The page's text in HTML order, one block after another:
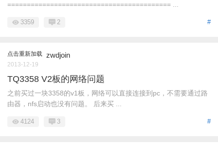
========================================== ...
#
3359 2
点击重新加载 zwdjoin
2013-12-19
TQ3358 V2板的网络问题
之前买过一块3358的v1板，网络可以直接连接到pc，不需要通过路
由器，nfs启动也没有问题。 后来买 ...
#
4124 3